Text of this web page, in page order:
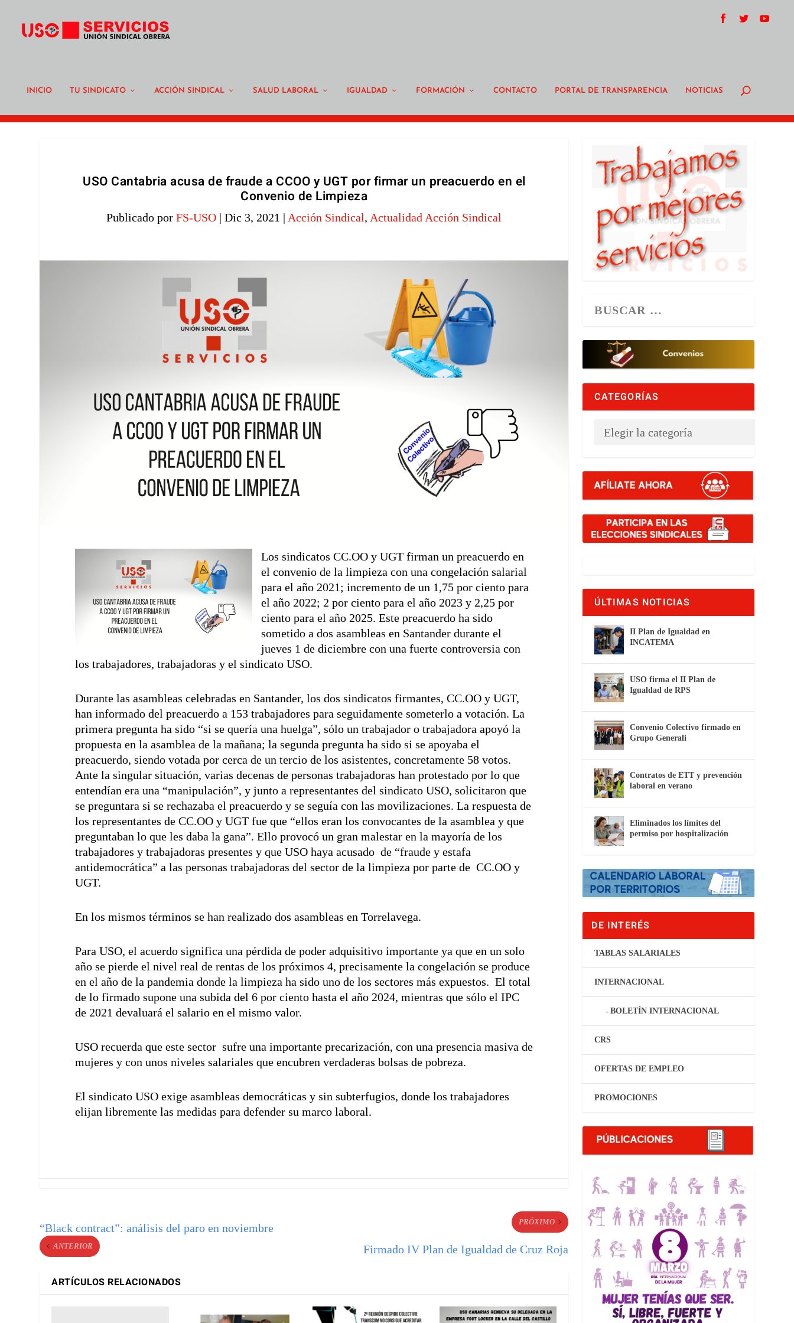
INICIO TU SINDICATO ACCIÓN SINDICAL SALUD LABORAL IGUALDAD FORMACIÓN CONTACTO PORTAL DE TRANSPARENCIA NOTICIAS
USO Cantabria acusa de fraude a CCOO y UGT por firmar un preacuerdo en el
Convenio de Limpieza
Publicado porFS-USO |Dic 3, 2021 | Acción Sindical, Actualidad Acción Sindical
Los sindicatos CC.OO y UGT firman un preacuerdo en
el convenio de la limpieza con una congelación salarial
para el año 2021; incremento de un 1,75 por ciento para
el año 2022; 2 por ciento para el año 2023 y 2,25 por
ciento para el año 2025. Este preacuerdo ha sido
sometido a dos asambleas en Santander durante el
jueves 1 de diciembre con una fuerte controversia con
los trabajadores, trabajadoras y el sindicato USO.
Durante las asambleas celebradas en Santander, los dos sindicatos firmantes, CC.OO y UGT,
han informado del preacuerdo a 153 trabajadores para seguidamente someterlo a votación. La
primera pregunta ha sido “si se quería una huelga”, sólo un trabajador o trabajadora apoyó la
propuesta en la asamblea de la mañana; la segunda pregunta ha sido si se apoyaba el
preacuerdo, siendo votada por cerca de un tercio de los asistentes, concretamente 58 votos.
Ante la singular situación, varias decenas de personas trabajadoras han protestado por lo que
entendían era una “manipulación”, y junto a representantes del sindicato USO, solicitaron que
se preguntara si se rechazaba el preacuerdo y se seguía con las movilizaciones. La respuesta de
los representantes de CC.OO y UGT fue que “ellos eran los convocantes de la asamblea y que
preguntaban lo que les daba la gana”. Ello provocó un gran malestar en la mayoría de los
trabajadores y trabajadoras presentes y que USO haya acusado de “fraude y estafa
antidemocrática” a las personas trabajadoras del sector de la limpieza por parte de CC.OO y
UGT.
En los mismos términos se han realizado dos asambleas en Torrelavega.
Para USO, el acuerdo significa una pérdida de poder adquisitivo importante ya que en un solo
año se pierde el nivel real de rentas de los próximos 4, precisamente la congelación se produce
en el año de la pandemia donde la limpieza ha sido uno de los sectores más expuestos. El total
de lo firmado supone una subida del 6 por ciento hasta el año 2024, mientras que sólo el IPC
de 2021 devaluará el salario en el mismo valor.
USO recuerda que este sector sufre una importante precarización, con una presencia masiva de
mujeres y con unos niveles salariales que encubren verdaderas bolsas de pobreza.
El sindicato USO exige asambleas democráticas y sin subterfugios, donde los trabajadores
elijan libremente las medidas para defender su marco laboral.
“Black contract”: análisis del paro en noviembre
ANTERIOR
PRÓXIMO
Firmado IV Plan de Igualdad de Cruz Roja
ARTÍCULOS RELACIONADOS
CATEGORÍAS
ÚLTIMAS NOTICIAS
II Plan de Igualdad en
INCATEMA
USO firma el II Plan de
Igualdad de RPS
Convenio Colectivo firmado en
Grupo Generali
Contratos de ETT y prevención
laboral en verano
Eliminados los límites del
permiso por hospitalización
DE INTERÉS
TABLAS SALARIALES
INTERNACIONAL
BOLETÍN INTERNACIONAL
CRS
OFERTAS DE EMPLEO
PROMOCIONES